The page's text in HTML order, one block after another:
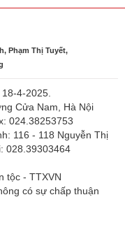
Phạm Thị Tuyết,
4-2025.
Cửa Nam, Hà Nội
024.38253753
116 - 118 Nguyễn Thị
028.39303464
tộc - TTXVN
có sự chấp thuận